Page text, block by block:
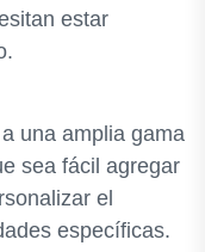
estar
una amplia gama
sea fácil agregar
el
específicas.